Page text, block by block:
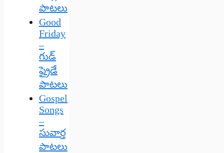
పాటలు
Good
Friday
–
గుడ్
ఫ్రైడే
పాటలు
Gospel
Songs
–
సువార్త
పాటలు